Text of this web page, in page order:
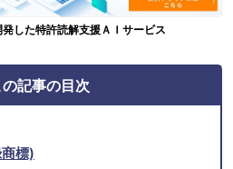
発した特許読解支援ＡＩサービス
の記事の目次
標)